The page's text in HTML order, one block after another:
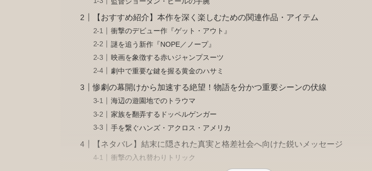
【おすすめ紹介】本作を深く楽しむための関連作品・アイテム
衝撃のデビュー作『ゲット・アウト』
謎を追う新作『NOPE／ノープ』
映画を象徴する赤いジャンプスーツ
劇中で重要な鍵を握る黄金のハサミ
惨劇の幕開けから加速する絶望！物語を分かつ重要シーンの伏線
海辺の遊園地でのトラウマ
家族を翻弄するドッペルゲンガー
手を繋ぐハンズ・アクロス・アメリカ
【ネタバレ】結末に隠された真実と格差社会へ向けた鋭いメッセージ
衝撃の入れ替わりトリック